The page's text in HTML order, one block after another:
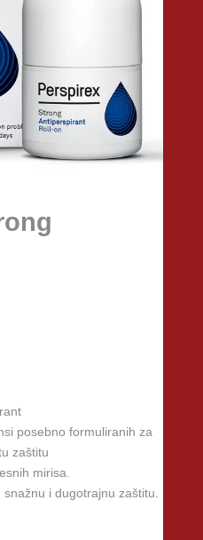
posebno formuliranih za
zaštitu
mirisa.
i dugotrajnu zaštitu.